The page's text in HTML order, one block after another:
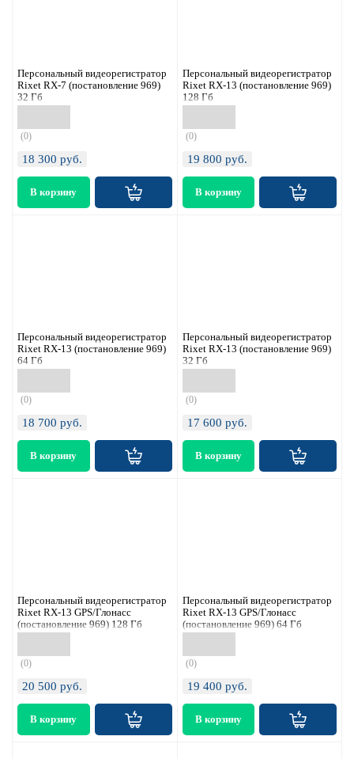
Персональный видеорегистратор
Rixet RX-7 (постановление 969)
32 Гб
(0)
18 300 руб.
Персональный видеорегистратор
Rixet RX-13 (постановление 969)
128 Гб
(0)
19 800 руб.
Персональный видеорегистратор
Rixet RX-13 (постановление 969)
64 Гб
(0)
18 700 руб.
Персональный видеорегистратор
Rixet RX-13 (постановление 969)
32 Гб
(0)
17 600 руб.
Персональный видеорегистратор
Rixet RX-13 GPS/Глонасс
(постановление 969) 128 Гб
(0)
20 500 руб.
Персональный видеорегистратор
Rixet RX-13 GPS/Глонасс
(постановление 969) 64 Гб
(0)
19 400 руб.